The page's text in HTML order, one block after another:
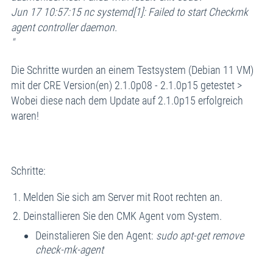
Jun 17 10:57:15 nc systemd[1]: Failed to start Checkmk
agent controller daemon.
"
Die Schritte wurden an einem Testsystem (Debian 11 VM)
mit der CRE Version(en) 2.1.0p08 - 2.1.0p15 getestet >
Wobei diese nach dem Update auf 2.1.0p15 erfolgreich
waren!
Schritte:
Melden Sie sich am Server mit Root rechten an.
Deinstallieren Sie den CMK Agent vom System.
Deinstalieren Sie den Agent: sudo apt-get remove
check-mk-agent